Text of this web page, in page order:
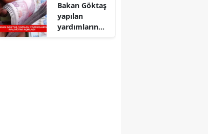
Bakan Göktaş
yapılan
yardımların